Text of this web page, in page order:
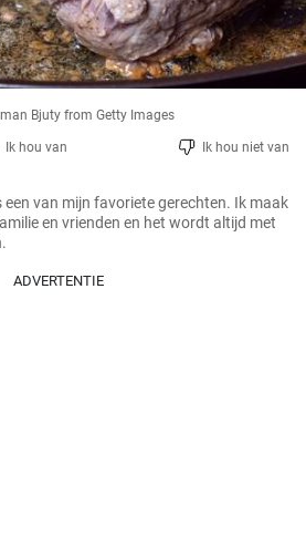
Bjuty from Getty Images
Ik hou van Ik hou niet van
van mijn favoriete gerechten. Ik maak
en vrienden en het wordt altijd met
ADVERTENTIE